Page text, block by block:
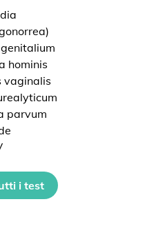
hominis
vaginalis
parvum
i test